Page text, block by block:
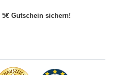
5€ Gutschein sichern!